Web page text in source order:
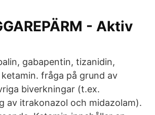
- Aktiv
gabapentin, tizanidin,
fråga på grund av
biverkningar (t.ex.
av itrakonazol och midazolam).